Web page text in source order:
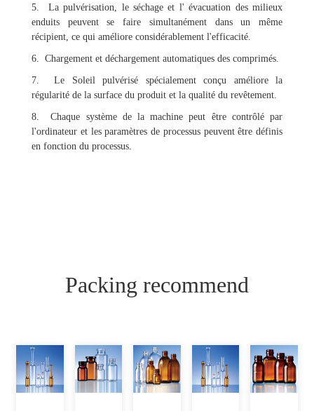
5. La pulvérisation, le séchage et l' évacuation des milieux
enduits peuvent se faire simultanément dans un même
récipient, ce qui améliore considérablement l'efficacité.
6. Chargement et déchargement automatiques des comprimés.
7. Le Soleil pulvérisé spécialement conçu améliore la
régularité de la surface du produit et la qualité du revêtement.
8. Chaque système de la machine peut être contrôlé par
l'ordinateur et les paramètres de processus peuvent être définis
en fonction du processus.
Packing recommend